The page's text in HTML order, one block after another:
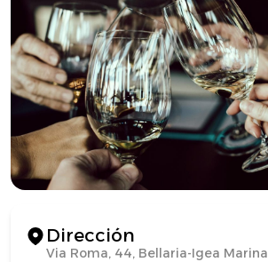
Dirección
Via Roma, 44, Bellaria-Igea Marina